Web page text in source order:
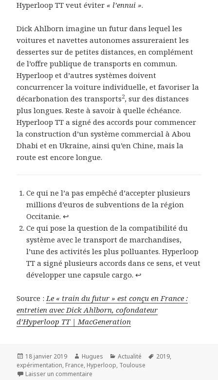
Hyperloop TT veut éviter « l’ennui ».
Dick Ahlborn imagine un futur dans lequel les
voitures et navettes autonomes assureraient les
dessertes sur de petites distances, en complément
de l’offre publique de transports en commun.
Hyperloop et d’autres systèmes doivent
concurrencer la voiture individuelle, et favoriser la
décarbonation des transports2, sur des distances
plus longues. Reste à savoir à quelle échéance.
Hyperloop TT a signé des accords pour commencer
la construction d’un système commercial à Abou
Dhabi et en Ukraine, ainsi qu’en Chine, mais la
route est encore longue.
Ce qui ne l’a pas empêché d’accepter plusieurs
millions d’euros de subventions de la région
Occitanie.↩︎
Ce qui pose la question de la compatibilité du
système avec le transport de marchandises,
l’une des activités les plus polluantes. Hyperloop
TT a signé plusieurs accords dans ce sens, et veut
développer une capsule cargo.↩︎
Source : Le « train du futur » est conçu en France :
entretien avec Dick Ahlborn, cofondateur
d’Hyperloop TT | MacGeneration
Publié
le
18 janvier 2019 Auteur
Hugues Catégories
Actualité
Mots-
2019,
expérimentation, France, Hyperloop, Toulouse
Laisser un commentaire